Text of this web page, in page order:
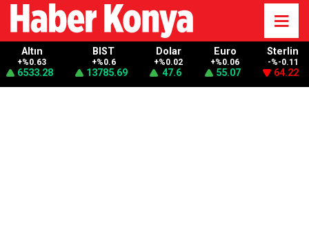
Altın
+%0.63
6533.28
BIST
+%0.6
13785.69
Dolar
+%0.02
47.6
Euro
+%0.06
55.07
Sterlin
-%-0.11
64.22